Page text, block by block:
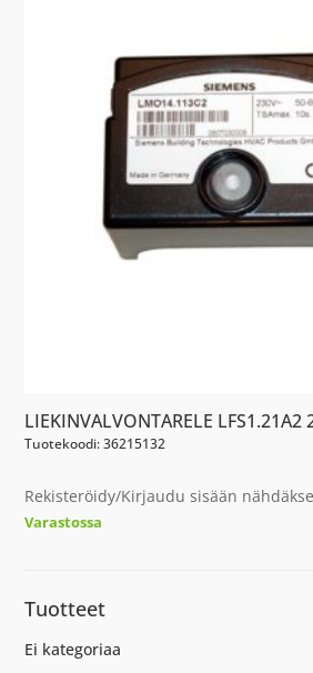
LIEKINVALVONTARELE LFS1.21A2
Tuotekoodi: 36215132
Rekisteröidy/Kirjaudu sisään
Varastossa
Tuotteet
Ei kategoriaa